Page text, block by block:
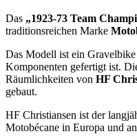
Das „1923-73 Team
traditionsreichen Marke
Das Modell ist ein
Komponenten gefertigt ist.
Räumlichkeiten von HF
gebaut.
HF Christiansen ist der
Motobécane in Europa und